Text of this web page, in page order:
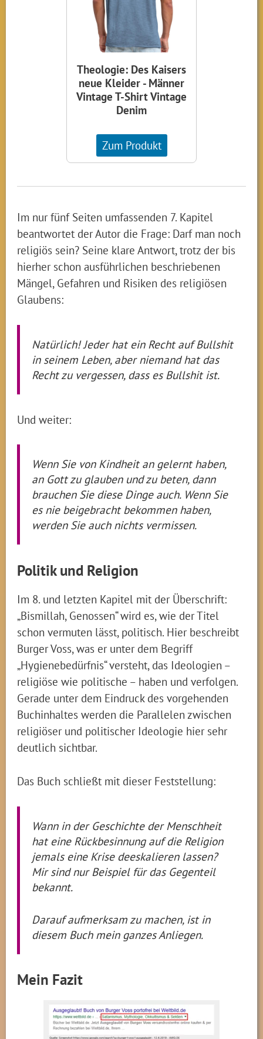
Theologie: Des Kaisers
neue Kleider - Männer
Vintage T-Shirt Vintage
Denim
Zum Produkt
Im nur fünf Seiten umfassenden 7. Kapitel
beantwortet der Autor die Frage: Darf man noch
religiös sein? Seine klare Antwort, trotz der bis
hierher schon ausführlichen beschriebenen
Mängel, Gefahren und Risiken des religiösen
Glaubens:
Natürlich! Jeder hat ein Recht auf Bullshit
in seinem Leben, aber niemand hat das
Recht zu vergessen, dass es Bullshit ist.
Und weiter:
Wenn Sie von Kindheit an gelernt haben,
an Gott zu glauben und zu beten, dann
brauchen Sie diese Dinge auch. Wenn Sie
es nie beigebracht bekommen haben,
werden Sie auch nichts vermissen.
Politik und Religion
Im 8. und letzten Kapitel mit der Überschrift:
„Bismillah, Genossen“ wird es, wie der Titel
schon vermuten lässt, politisch. Hier beschreibt
Burger Voss, was er unter dem Begriff
„Hygienebedürfnis“ versteht, das Ideologien –
religiöse wie politische – haben und verfolgen.
Gerade unter dem Eindruck des vorgehenden
Buchinhaltes werden die Parallelen zwischen
religiöser und politischer Ideologie hier sehr
deutlich sichtbar.
Das Buch schließt mit dieser Feststellung:
Wann in der Geschichte der Menschheit
hat eine Rückbesinnung auf die Religion
jemals eine Krise deeskalieren lassen?
Mir sind nur Beispiel für das Gegenteil
bekannt.
Darauf aufmerksam zu machen, ist in
diesem Buch mein ganzes Anliegen.
Mein Fazit